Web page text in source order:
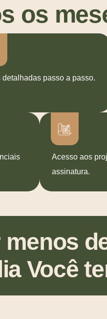
os
detalhadas passo a passo.
Acesso aos
assinatura.
menos
Você